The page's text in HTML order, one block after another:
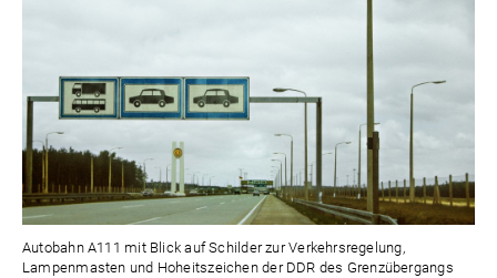
Autobahn A111 mit Blick auf Schilder zur Verkehrsregelung,
Lampenmasten und Hoheitszeichen der DDR des Grenzübergangs